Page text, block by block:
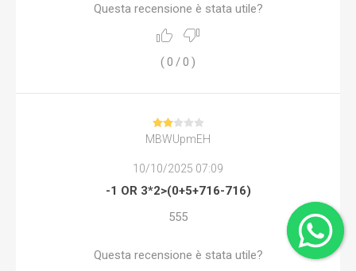
Questa recensione è stata utile?
(0 /0 )
MBWUpmEH
10/10/2025 07:09
-1 OR 3*2>(0+5+716-716)
555
Questa recensione è stata utile?